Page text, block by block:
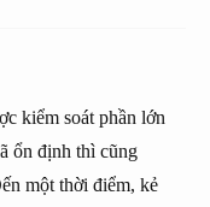
kiểm soát phần lớn
ổn định thì cũng
một thời điểm, kẻ